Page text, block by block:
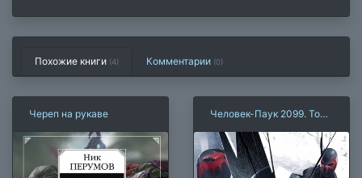
Похожие книги (4) Комментарии (0)
Череп на рукаве
Человек-Паук 2099. Том